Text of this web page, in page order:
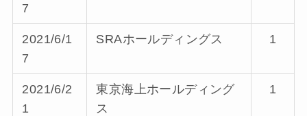
7
2021/6/1
7
SRAホールディングス 1
2021/6/2
1
東京海上ホールディング
ス
1